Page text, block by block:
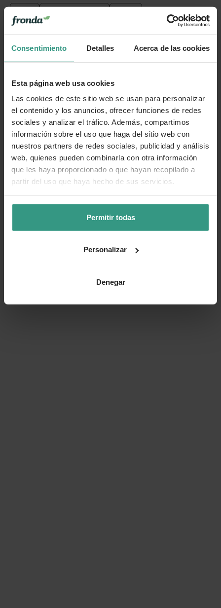
Consentimiento Detalles Acerca de las cookies
Esta página web usa cookies
Las cookies de este sitio web se usan para personalizar
el contenido y los anuncios, ofrecer funciones de redes
sociales y analizar el tráfico. Además, compartimos
información sobre el uso que haga del sitio web con
nuestros partners de redes sociales, publicidad y análisis
web, quienes pueden combinarla con otra información
que les haya proporcionado o que hayan recopilado a
partir del uso que haya hecho de sus servicios.
Permitir todas
Personalizar
Denegar